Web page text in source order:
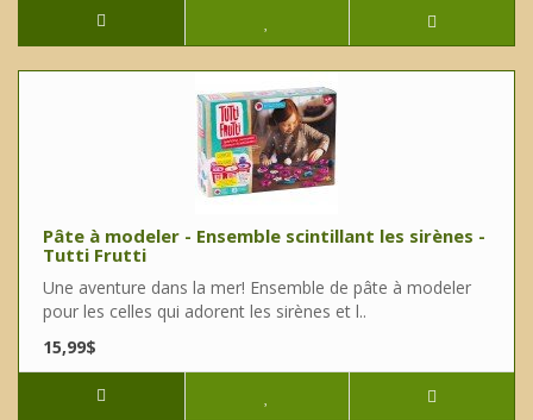
Pâte à modeler - Ensemble scintillant les sirènes -
Tutti Frutti
Une aventure dans la mer! Ensemble de pâte à modeler
pour les celles qui adorent les sirènes et l..
15,99$